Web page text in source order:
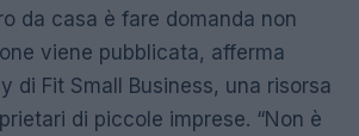
da casa è fare domanda non
viene pubblicata, afferma
di Fit Small Business, una risorsa
di piccole imprese. “Non è